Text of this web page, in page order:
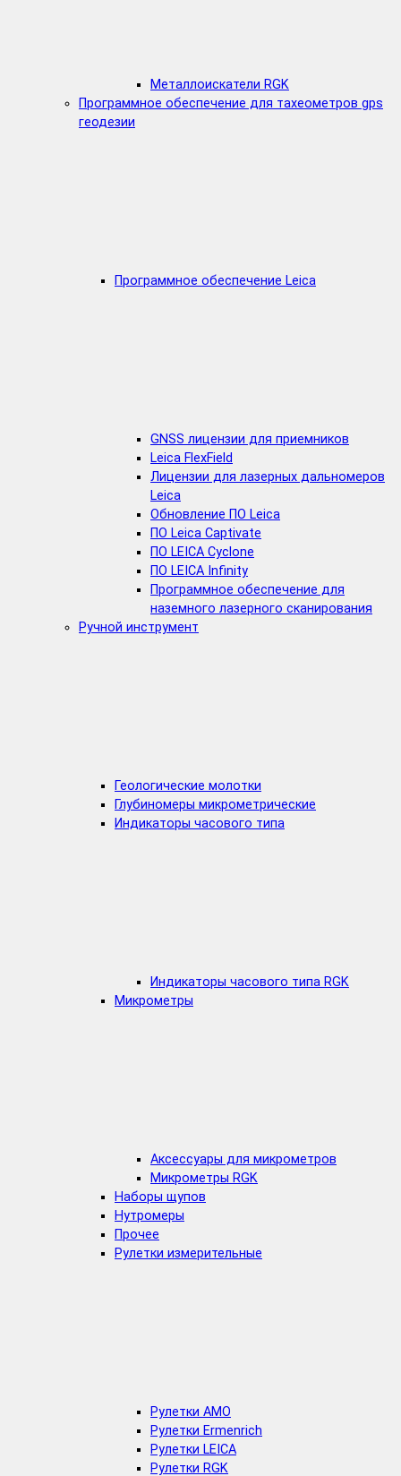
Металлоискатели RGK
Программное обеспечение для тахеометров gps
геодезии
Программное обеспечение Leica
GNSS лицензии для приемников
Leica FlexField
Лицензии для лазерных дальномеров
Leica
Обновление ПО Leica
ПО Leica Captivate
ПО LEICA Cyclone
ПО LEICA Infinity
Программное обеспечение для
наземного лазерного сканирования
Ручной инструмент
Геологические молотки
Глубиномеры микрометрические
Индикаторы часового типа
Индикаторы часового типа RGK
Микрометры
Аксессуары для микрометров
Микрометры RGK
Наборы щупов
Нутромеры
Прочее
Рулетки измерительные
Рулетки AMO
Рулетки Ermenrich
Рулетки LEICA
Рулетки RGK